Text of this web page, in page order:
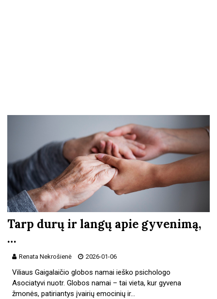
Tarp durų ir langų apie gyvenimą,
…
Renata Nekrošienė 2026-01-06
Viliaus Gaigalaičio globos namai ieško psichologo
Asociatyvi nuotr. Globos namai – tai vieta, kur gyvena
žmonės, patiriantys įvairių emocinių ir…